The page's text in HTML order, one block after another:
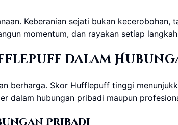
Keberanian sejati bukan kecerobohan,
momentum, dan rayakan setiap
dalam
berharga. Skor Hufflepuff tinggi
dalam hubungan pribadi maupun